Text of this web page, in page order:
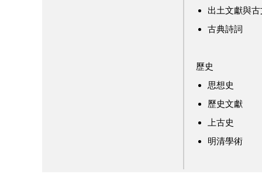
出土文獻與
古典詩詞
歷史
思想史
歷史文獻
上古史
明清學術